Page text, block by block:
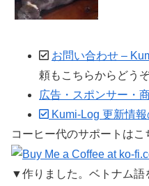
お問い合わせ –
頼もこちらからどうぞ
広告・スポンサー・
Kumi-Log 更新情
コーヒー代のサポートはこ
▼作りました。ベトナム語